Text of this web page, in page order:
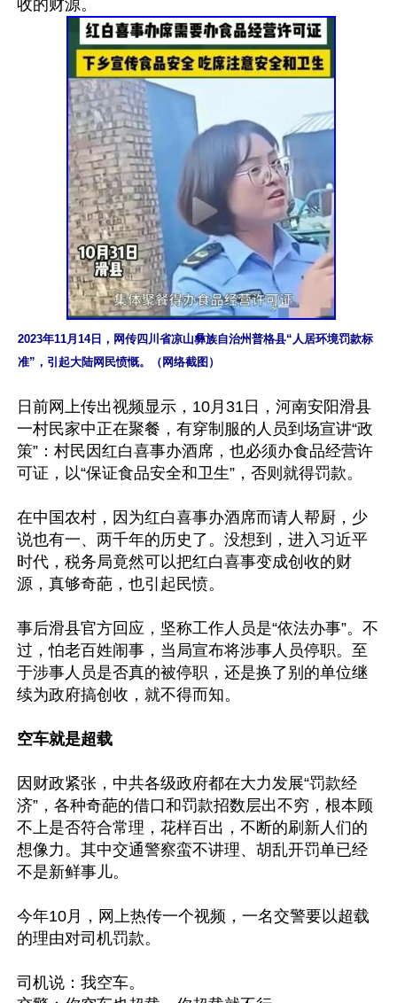
2023年11月14日，网传四川省凉山彝族自治州普格县“人居环境罚款标
准”，引起大陆网民愤慨。（网络截图）
日前网上传出视频显示，10月31日，河南安阳滑县
一村民家中正在聚餐，有穿制服的人员到场宣讲“政
策”：村民因红白喜事办酒席，也必须办食品经营许
可证，以“保证食品安全和卫生”，否则就得罚款。
在中国农村，因为红白喜事办酒席而请人帮厨，少
说也有一、两千年的历史了。没想到，进入习近平
时代，税务局竟然可以把红白喜事变成创收的财
源，真够奇葩，也引起民愤。
事后滑县官方回应，坚称工作人员是“依法办事”。不
过，怕老百姓闹事，当局宣布将涉事人员停职。至
于涉事人员是否真的被停职，还是换了别的单位继
续为政府搞创收，就不得而知。
空车就是超载
因财政紧张，中共各级政府都在大力发展“罚款经
济”，各种奇葩的借口和罚款招数层出不穷，根本顾
不上是否符合常理，花样百出，不断的刷新人们的
想像力。其中交通警察蛮不讲理、胡乱开罚单已经
不是新鲜事儿。
今年10月，网上热传一个视频，一名交警要以超载
的理由对司机罚款。
司机说：我空车。